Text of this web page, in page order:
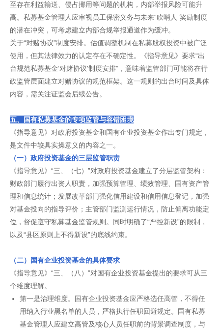
至存在利益输送、侵占挪用等问题的机构，内部举报风险可能升
高。私募基金管理人应审视员工保密义务与未来“吹哨人”奖励制度
的潜在冲突，可考虑建立内部合规举报通道作为缓冲。
关于“对赌协议”制度安排。估值调整机制在私募股权投资中被广泛
使用，但其法律效力的认定存在不确定性。《指导意见》要求“出
台规范私募基金‘对赌协议'制度安排”，意味着监管部门可能将在行
政监管层面建立对赌协议的规范框架。这一规则的出台时间及具体
内容，需关注证监会后续公告。
五、国有私募基金的专项监管与容错困境
《指导意见》对政府投资基金和国有企业投资基金作出专门规定，
是文件中较具实操意义的内容之一。
（一）政府投资基金的三层监管职责
《指导意见》“三、（七）”对政府投资基金建立了分层监管架构：
财政部门履行出资人职责，加强预算管理、绩效管理、国有资产管
理和信息统计；发展改革部门强化信用建设和信用信息登记，加强
对基金投向的指导评价；主管部门监测运行情况，防止偏离功能定
位，督促遵守私募基金监管规则。同时明确了“严控新设”的限制，
以及“县区原则上不得新设”的底线约束。
（二）国有企业投资基金的具体要求
《指导意见》“三、（八）”对国有企业投资基金提出的要求可从三
个维度理解。
第一是治理维度。国有企业投资基金应严格选任高管，不得任
用纳入行业黑名单的人员，严格执行任职回避规定。国有私募
基金管理人应建立高管及核心人员任职前的背景调查制度，与